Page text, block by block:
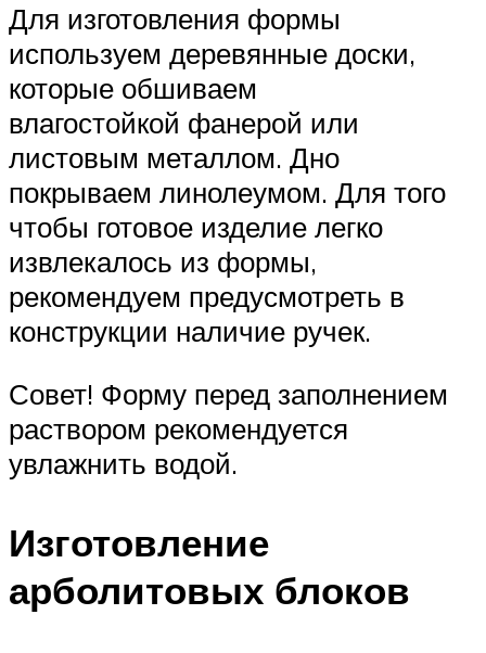
Для изготовления формы
используем деревянные доски,
которые обшиваем
влагостойкой фанерой или
листовым металлом. Дно
покрываем линолеумом. Для того
чтобы готовое изделие легко
извлекалось из формы,
рекомендуем предусмотреть в
конструкции наличие ручек.
Совет! Форму перед заполнением
раствором рекомендуется
увлажнить водой.
Изготовление
арболитовых блоков